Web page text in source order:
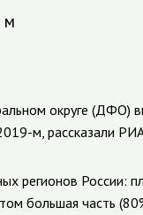
м
округе (ДФО)
м, рассказали
России:
большая часть